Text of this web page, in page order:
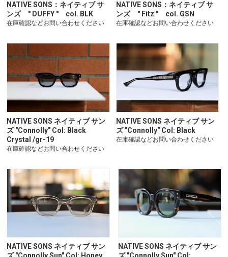
NATIVE SONS：ネイティブ サ
ンズ " DUFFY " col. BLK
在庫確認などお問い合わせください
NATIVE SONS：ネイティブ サ
ンズ " Fitz " col. GSN
在庫確認などお問い合わせください
NATIVE SONS ネイティブ サン
ズ "Connolly" Col: Black
Crystal /gr-19
在庫確認などお問い合わせください
NATIVE SONS ネイティブ サン
ズ "Connolly" Col: Black
在庫確認などお問い合わせください
NATIVE SONS ネイティブ サン
NATIVE SONS ネイティブ サン